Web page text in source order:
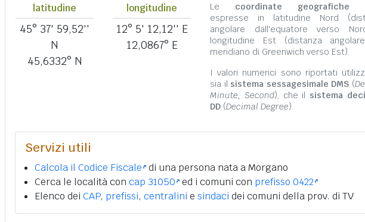
latitudine
45° 37' 59,52''
N
45,6332° N
longitudine
12° 5' 12,12'' E
12,0867° E
Le coordinate geografiche
espresse in latitudine Nord
angolare dall'equatore verso
longitudine Est (distanza
meridiano di Greenwich verso Est).
I valori numerici sono riportati
sia il sistema sessagesimale DMS (
Minute, Second), che il sistema
DD (Decimal Degree).
Servizi utili
Calcola il Codice Fiscale di una persona nata a Morgano
Cerca le località con cap 31050 ed i comuni con prefisso 0422
Elenco dei CAP, prefissi, centralini e sindaci dei comuni della prov. di TV